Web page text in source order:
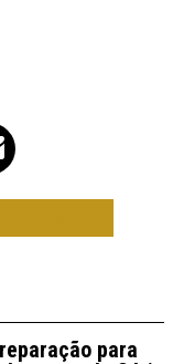
para